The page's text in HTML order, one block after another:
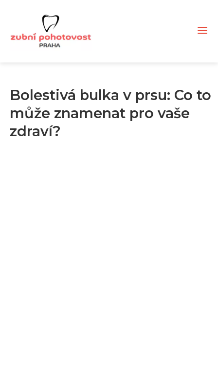
Bolestivá bulka v prsu: Co to
může znamenat pro vaše
zdraví?